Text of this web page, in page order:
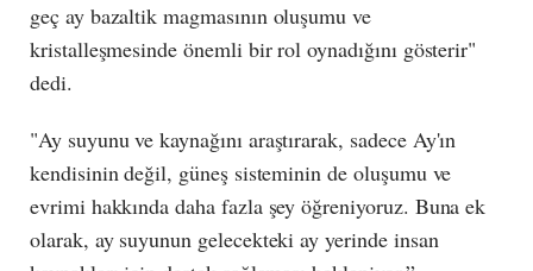
geç ay bazaltik magmasının oluşumu ve
kristalleşmesinde önemli bir rol oynadığını gösterir"
dedi.
"Ay suyunu ve kaynağını araştırarak, sadece Ay'ın
kendisinin değil, güneş sisteminin de oluşumu ve
evrimi hakkında daha fazla şey öğreniyoruz. Buna ek
olarak, ay suyunun gelecekteki ay yerinde insan